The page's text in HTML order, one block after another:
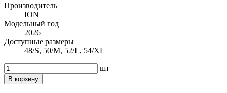
Производитель
ION
Модельный год
2026
Доступные размеры
48/S, 50/M, 52/L, 54/XL
шт
В корзину